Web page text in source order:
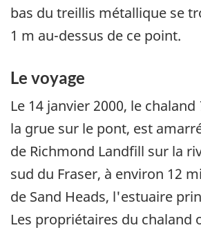
bas du treillis métallique se
1 m au-dessus de ce point.
Le voyage
Le 14 janvier 2000, le chaland
la grue sur le pont, est
de Richmond Landfill sur la
sud du Fraser, à environ 12
de Sand Heads, l'estuaire
Les propriétaires du